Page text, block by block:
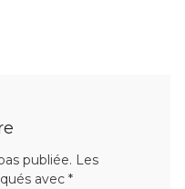
publiée. Les
avec *